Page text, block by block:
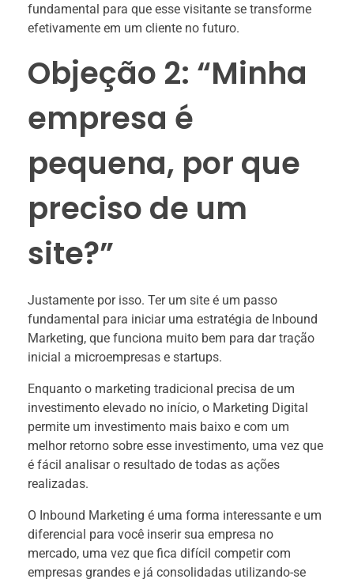
fundamental para que esse visitante se transforme
efetivamente em um cliente no futuro.
Objeção 2: “Minha
empresa é
pequena, por que
preciso de um
site?”
Justamente por isso. Ter um site é um passo
fundamental para iniciar uma estratégia de Inbound
Marketing, que funciona muito bem para dar tração
inicial a microempresas e startups.
Enquanto o marketing tradicional precisa de um
investimento elevado no início, o Marketing Digital
permite um investimento mais baixo e com um
melhor retorno sobre esse investimento, uma vez que
é fácil analisar o resultado de todas as ações
realizadas.
O Inbound Marketing é uma forma interessante e um
diferencial para você inserir sua empresa no
mercado, uma vez que fica difícil competir com
empresas grandes e já consolidadas utilizando-se